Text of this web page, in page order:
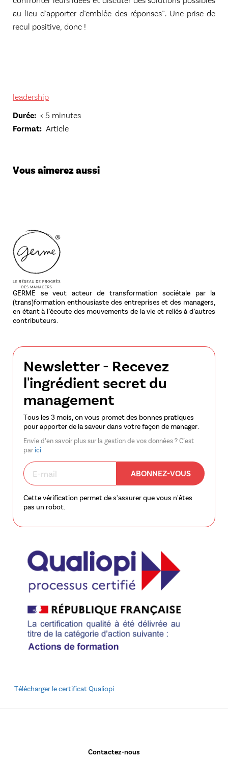
au lieu d’apporter d’emblée des réponses”. Une prise de
recul positive, donc !
leadership
Durée
< 5 minutes
Format
Article
Vous aimerez aussi
GERME se veut acteur de transformation sociétale par la
(trans)formation enthousiaste des entreprises et des managers,
en étant à l’écoute des mouvements de la vie et reliés à d’autres
contributeurs.
Newsletter - Recevez
l'ingrédient secret du
management
Tous les 3 mois, on vous promet des bonnes pratiques
pour apporter de la saveur dans votre façon de manager.
Envie d’en savoir plus sur la gestion de vos données ? C’est
parici
Cette vérification permet de s'assurer que vous n'êtes
pas un robot.
ABONNEZ-VOUS
Télécharger le certificat Qualiopi
Contactez-nous